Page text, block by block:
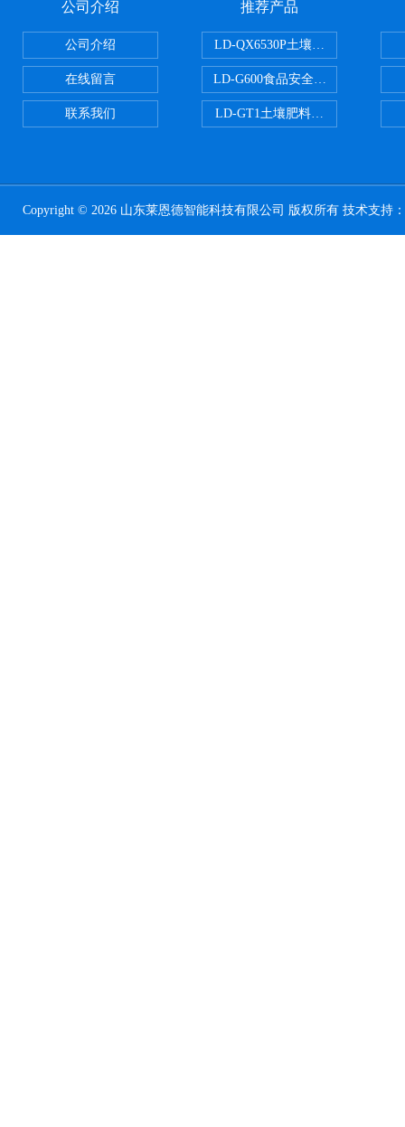
公司介绍
公司介绍
在线留言
联系我们
推荐产品
LD-QX6530P土壤氧化还原电位检
LD-G600食品安全检测仪
LD-GT1土壤肥料养分检测仪
Copyright © 2026 山东莱恩德智能科技有限公司 版权所有 技术支持：